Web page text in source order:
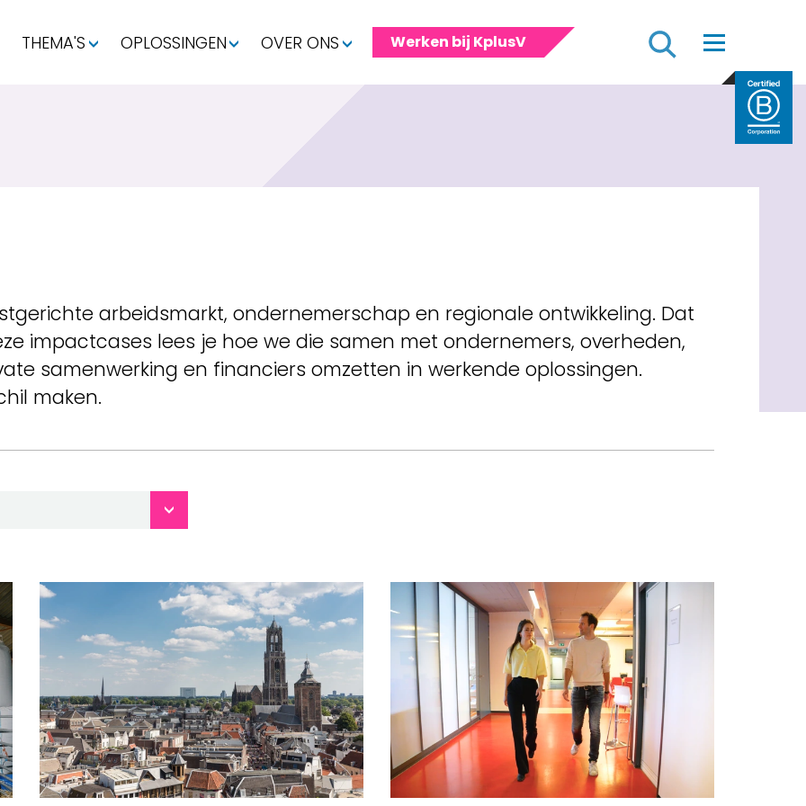
THEMA'S OPLOSSINGEN OVER ONS Werken bij KplusV Zoeken
arbeidsmarkt, ondernemerschap en regionale ontwikkeling. Dat
impactcases lees je hoe we die samen met ondernemers, overheden,
samenwerking en financiers omzetten in werkende oplossingen.
maken.